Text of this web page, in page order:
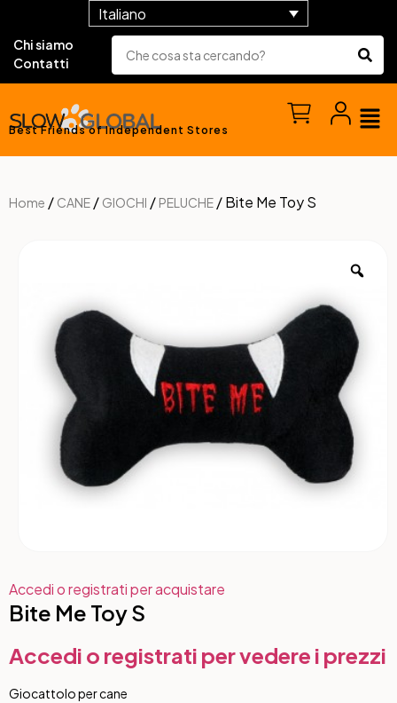
Italiano
Chi siamo
Contatti
Best Friends of Independent Stores
Home / CANE / GIOCHI / PELUCHE / Bite Me Toy S
Accedi o registrati per acquistare
Bite Me Toy S
Accedi o registrati per vedere i prezzi
Giocattolo per cane